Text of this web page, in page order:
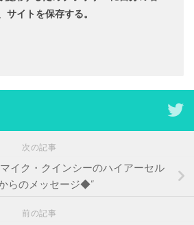
サイトを保存する。
次の記事
イク・クインシーのハイアーセル
らのメッセージ◆”
前の記事